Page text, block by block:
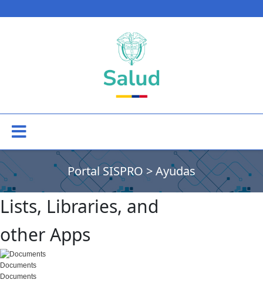
Portal SISPRO >Ayudas
Lists, Libraries, and
other Apps
Documents
Documents